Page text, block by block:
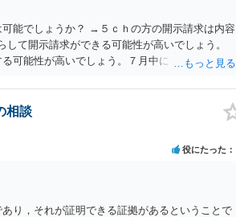
能でしょうか？ →５ｃｈの方の開示請求は内容
て開示請求ができる可能性が高いでしょう。
可能性が高いでしょう。７月中にアカウントが
か？ →訴訟外の交渉で相手方が認めれば負担さ
実際の弁護士費用が認められる場合と認められ
相談
役にたった
り，それが証明できる証拠があるということで